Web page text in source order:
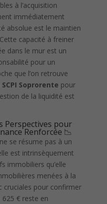
à l’acquisition
immédiatement
absolue est le maintien
capacité à freiner
dans le mur est un
pour un
que l’on retrouve
SCPI Soprorente pour
de la liquidité est
Perspectives pour
Renforcée 📉
ne se résume pas à un
est intrinsèquement
immobiliers qu’elle
menées à la
cruciales pour confirmer
€ reste en